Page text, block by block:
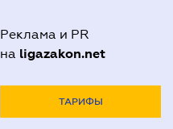
Реклама и PR
на ligazakon.net
ТАРИФЫ